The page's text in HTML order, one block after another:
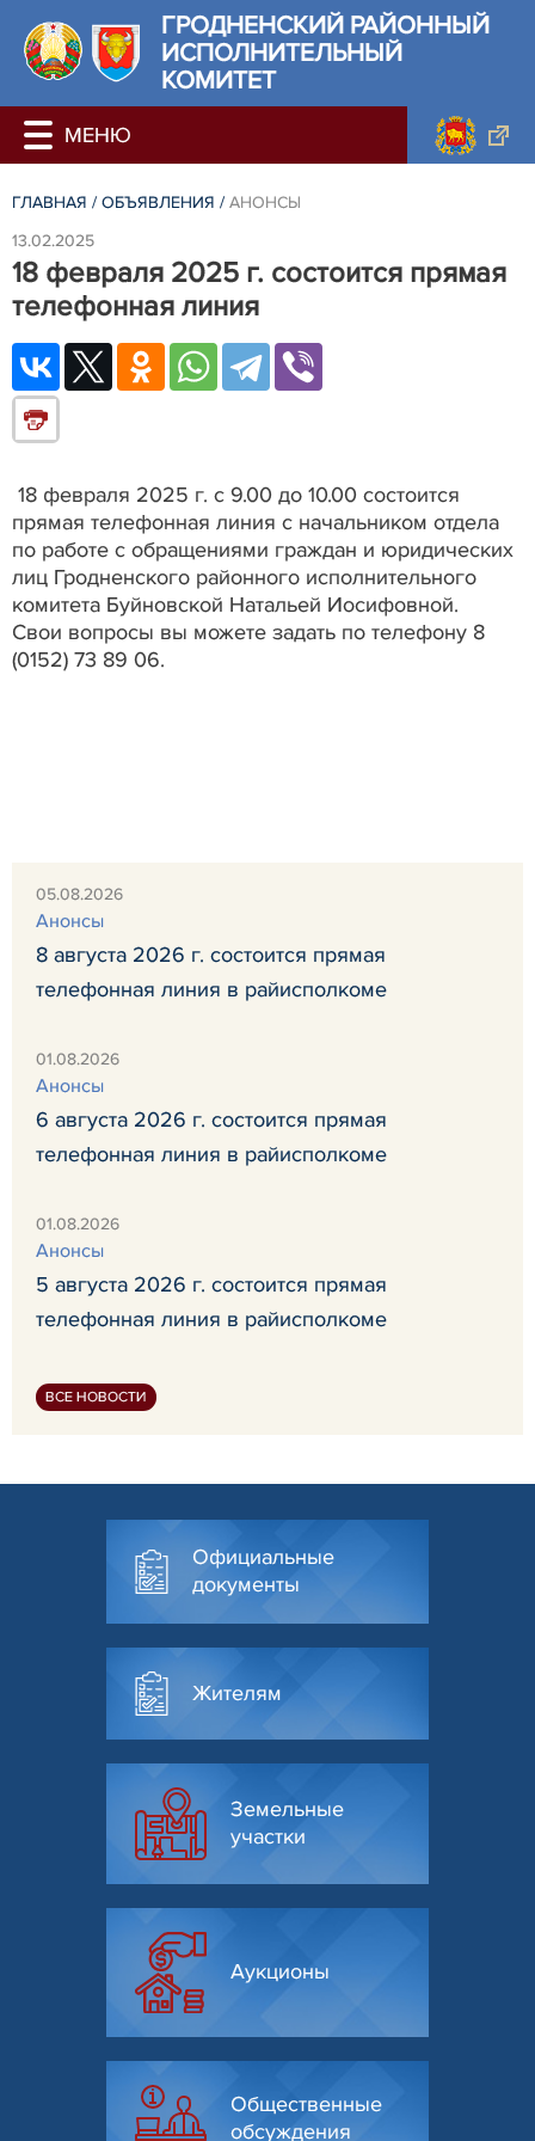
ГРОДНЕНСКИЙ РАЙОННЫЙ
ИСПОЛНИТЕЛЬНЫЙ
КОМИТЕТ
ГЛАВНАЯ / ОБЪЯВЛЕНИЯ / АНОНСЫ
13.02.2025
18 февраля 2025 г. состоится прямая
телефонная линия
18 февраля 2025 г. с 9.00 до 10.00 состоится
прямая телефонная линия с начальником отдела
по работе с обращениями граждан и юридических
лиц Гродненского районного исполнительного
комитета Буйновской Натальей Иосифовной.
Свои вопросы вы можете задать по телефону 8
(0152) 73 89 06.
05.08.2026
Анонсы
8 августа 2026 г. состоится прямая
телефонная линия в райисполкоме
01.08.2026
Анонсы
6 августа 2026 г. состоится прямая
телефонная линия в райисполкоме
01.08.2026
Анонсы
5 августа 2026 г. состоится прямая
телефонная линия в райисполкоме
ВСЕ НОВОСТИ
Официальные
документы
Жителям
Земельные
участки
Аукционы
Общественные
обсуждения